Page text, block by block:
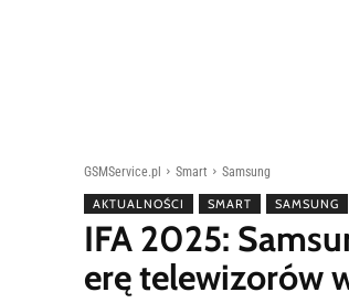
GSMService.pl Smart Samsung
AKTUALNOŚCI SMART SAMSUNG
IFA 2025:
erę telewizorów